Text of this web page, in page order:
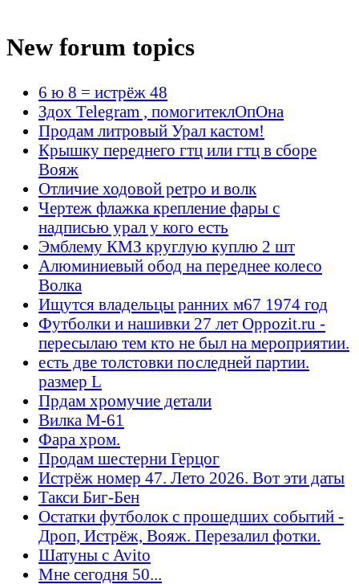
New forum topics
6 ю 8 = истрёж 48
Здох Telegram , помогитеклОпОна
Продам литровый Урал кастом!
Крышку переднего гтц или гтц в сборе
Вояж
Отличие ходовой ретро и волк
Чертеж флажка крепление фары с
надписью урал у кого есть
Эмблему КМЗ круглую куплю 2 шт
Алюминиевый обод на переднее колесо
Волка
Ищутся владельцы ранних м67 1974 год
Футболки и нашивки 27 лет Oppozit.ru -
пересылаю тем кто не был на мероприятии.
есть две толстовки последней партии.
размер L
Прдам хромучие детали
Вилка М-61
Фара хром.
Продам шестерни Герцог
Истрёж номер 47. Лето 2026. Вот эти даты
Такси Биг-Бен
Остатки футболок с прошедших событий -
Дроп, Истрёж, Вояж. Перезалил фотки.
Шатуны с Avito
Мне сегодня 50...